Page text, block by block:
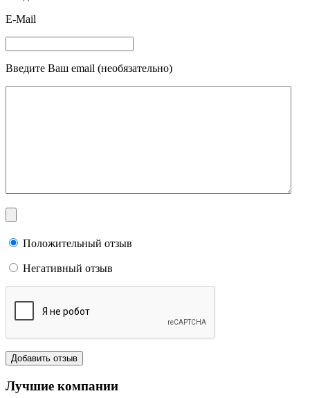
E-Mail
Введите Ваш email (необязательно)
Положительный отзыв
Негативный отзыв
Лучшие компании